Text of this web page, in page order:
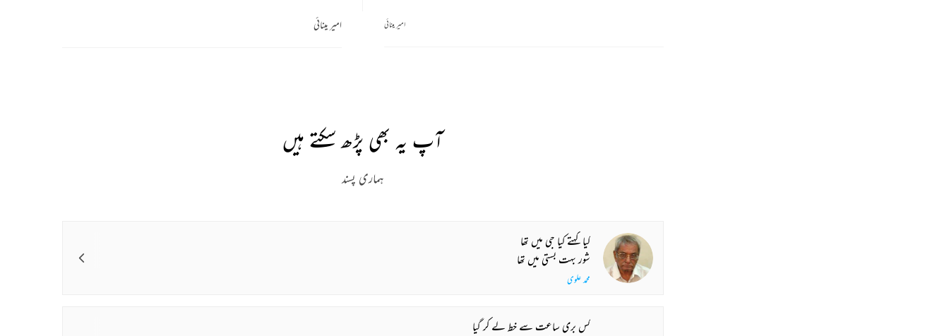
امیر مینائی امیر مینائی
آپ یہ بھی پڑھ سکتے ہیں
ہماری پسند
کیا کہتے کیا جی میں تھا
شور بہت بستی میں تھا
محمد علوی
کس بری ساعت سے خط لے کر گیا